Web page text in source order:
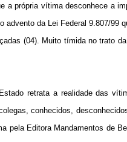
a própria vítima desconhece a
da Lei Federal 9.807/99
(04). Muito tímida no trato
retrata a realidade das
conhecidos,
pela Editora Mandamentos de